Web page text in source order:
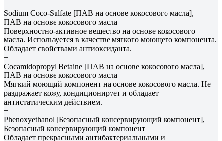
+
Sodium Coco-Sulfate [ПАВ на основе кокосового масла],
ПАВ на основе кокосового масла
Поверхностно-активное вещество на основе кокосового
масла. Используется в качестве мягкого моющего компонента.
Обладает свойствами антиоксиданта.
+
Cocamidopropyl Betaine [ПАВ на основе кокосового масла],
ПАВ на основе кокосового масла
Мягкий моющий компонент на основе кокосового масла. Не
раздражает кожу, кондиционирует и обладает
антистатическим действием.
+
Phenoxyethanol [Безопасный консервирующий компонент],
Безопасный консервирующий компонент
Обладает прекрасными антибактериальными и